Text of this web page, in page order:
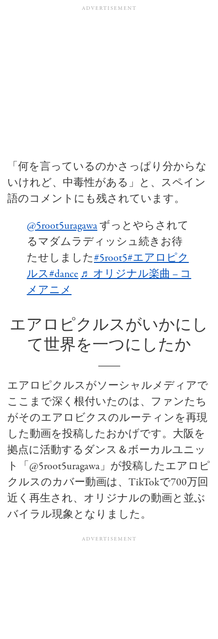
「何を言っているのかさっぱり分からな
いけれど、中毒性がある」と、スペイン
語のコメントにも残されています。
@5root5uragawaずっとやらされて
るマダムラディッシュ続きお待
たせしました#5root5#エアロピク
ルス#dance♬ オリジナル楽曲 – コ
メアニメ
エアロピクルスがいかにし
て世界を一つにしたか
エアロピクルスがソーシャルメディアで
ここまで深く根付いたのは、ファンたち
がそのエアロビクスのルーティンを再現
した動画を投稿したおかげです。大阪を
拠点に活動するダンス＆ボーカルユニッ
ト「@5root5uragawa」が投稿したエアロピ
クルスのカバー動画は、TikTokで700万回
近く再生され、オリジナルの動画と並ぶ
バイラル現象となりました。